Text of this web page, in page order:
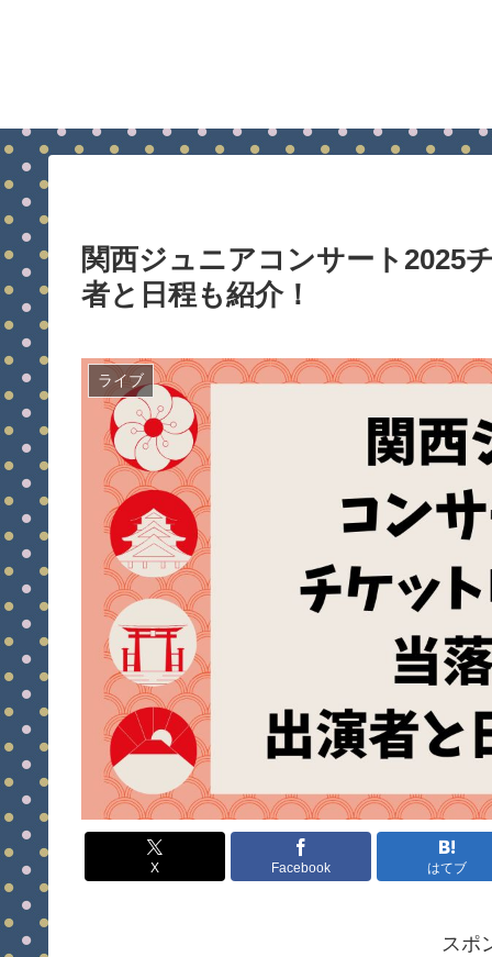
関西ジュニアコンサート2025
者と日程も紹介！
ライブ
X Facebook はてブ
スポ